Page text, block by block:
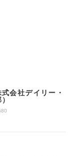
会社デイリー・